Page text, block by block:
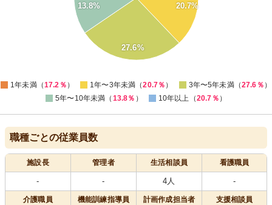
20.7%
27.6%
13.8%
1年未満（17.2％ ） 1年〜3年未満（20.7％ ） 3年〜5年未満（27.6％ ）
5年〜10年未満（ 13.8％ ） 10年以上（20.7％ ）
職種ごとの従業員数
施設長 管理者 生活相談員 看護職員
- - 4人 -
介護職員 機能訓練指導員 計画作成担当者 支援相談員